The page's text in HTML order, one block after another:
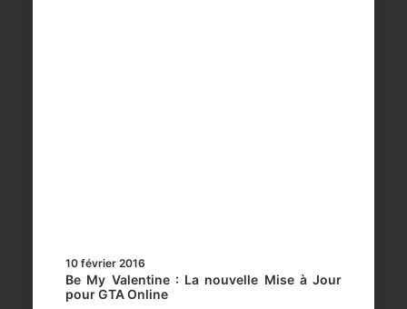
10 février 2016
Be My Valentine : La nouvelle Mise à Jour
pour GTA Online